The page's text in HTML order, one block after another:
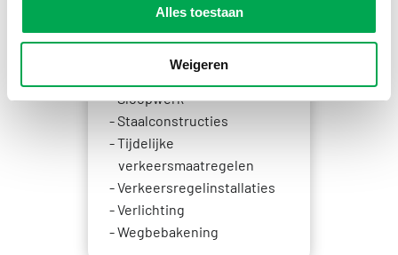
Alles toestaan
Weigeren
Kleine kunstwerken
Remming- aanleg- en
Sloopwerk
Staalconstructies
Tijdelijke
verkeersmaatregelen
Verkeersregelinstallaties
Verlichting
Wegbebakening